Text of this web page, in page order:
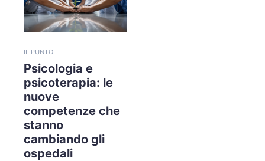
IL PUNTO
Psicologia e
psicoterapia: le
nuove
competenze che
stanno
cambiando gli
ospedali